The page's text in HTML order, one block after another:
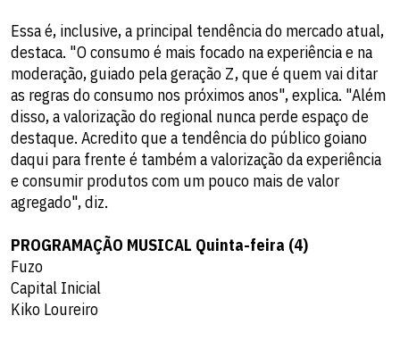
Essa é, inclusive, a principal tendência do mercado atual,
destaca. "O consumo é mais focado na experiência e na
moderação, guiado pela geração Z, que é quem vai ditar
as regras do consumo nos próximos anos", explica. "Além
disso, a valorização do regional nunca perde espaço de
destaque. Acredito que a tendência do público goiano
daqui para frente é também a valorização da experiência
e consumir produtos com um pouco mais de valor
agregado", diz.
PROGRAMAÇÃO MUSICAL Quinta-feira (4)
⁠Fuzo
Capital Inicial
Kiko Loureiro